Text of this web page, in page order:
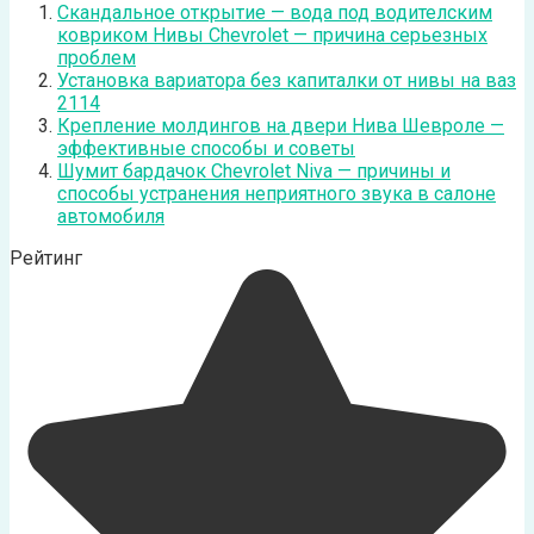
Скандальное открытие — вода под водителским
ковриком Нивы Chevrolet — причина серьезных
проблем
Установка вариатора без капиталки от нивы на ваз
2114
Крепление молдингов на двери Нива Шевроле —
эффективные способы и советы
Шумит бардачок Chevrolet Niva — причины и
способы устранения неприятного звука в салоне
автомобиля
Рейтинг